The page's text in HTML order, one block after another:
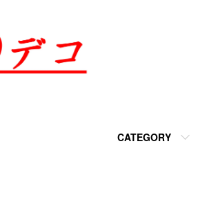
CATEGORY